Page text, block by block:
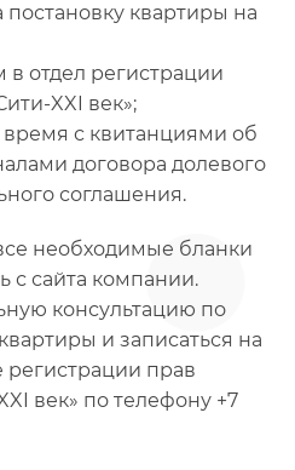
постановку квартиры на
в отдел регистрации
XXI век»;
с квитанциями об
договора долевого
соглашения.
необходимые бланки
с сайта компании.
консультацию по
и записаться на
прав
век» по телефону +7